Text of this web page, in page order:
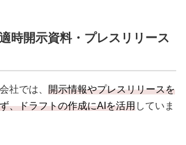
時開示資料・プレスリリース
社では、 開示情報やプレスリリースを
、ドラフトの作成にAIを活用していま